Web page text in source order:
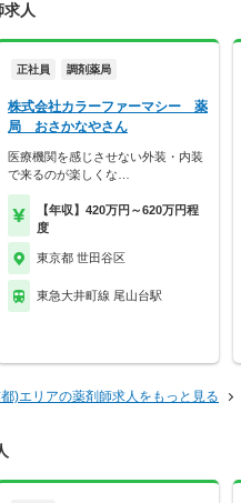
人
正社員 調剤薬局
株式会社カラーファーマシー 薬
局 おさかなやさん
医療機関を感じさせない外装・内装
で来るのが楽しくな…
【年収】420万円～620万円程
度
東京都 世田谷区
東急大井町線 尾山台駅
)エリアの薬剤師求人をもっと見る